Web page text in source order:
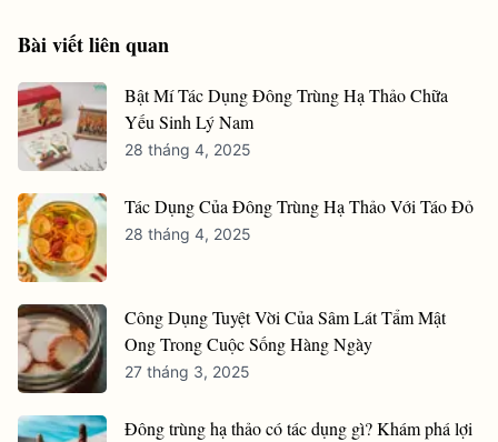
Bài viết liên quan
Bật Mí Tác Dụng Đông Trùng Hạ Thảo Chữa
Yếu Sinh Lý Nam
28 tháng 4, 2025
Tác Dụng Của Đông Trùng Hạ Thảo Với Táo Đỏ
28 tháng 4, 2025
Công Dụng Tuyệt Vời Của Sâm Lát Tẩm Mật
Ong Trong Cuộc Sống Hàng Ngày
27 tháng 3, 2025
Đông trùng hạ thảo có tác dụng gì? Khám phá lợi